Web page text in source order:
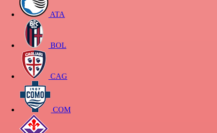
ATA
BOL
CAG
COM